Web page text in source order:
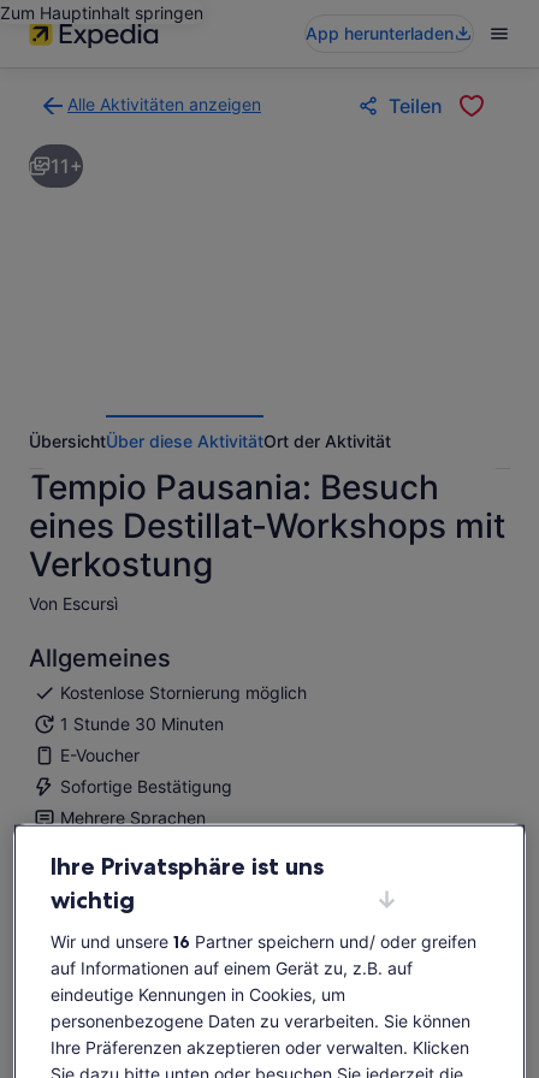
Zum Hauptinhalt springen
App herunterladen
Alle Aktivitäten anzeigen
zur
Ergebnisseite
für
Teilen
11+
ÜbersichtÜber diese AktivitätOrt der Aktivität
Tempio Pausania: Besuch
eines Destillat-Workshops mit
Verkostung
Von Escursì
Allgemeines
Kostenlose Stornierung möglich
1 Stunde 30 Minuten
E-Voucher
Sofortige Bestätigung
Mehrere Sprachen
Übersicht
Entdecke die Geheimnisse der seltenen Eichelbrände in
Genieße sardische Köstlichkeiten gepaart mit
einzigartigen Spirituosen mit Beerengeschmack
Tauche ein in die Essenz der Bergluft und genieße die
Aromen wilder Beeren
Ihre Privatsphäre ist uns
wichtig
Wir und unsere 16 Partner speichern und/ oder greifen
auf Informationen auf einem Gerät zu, z.B. auf
eindeutige Kennungen in Cookies, um
personenbezogene Daten zu verarbeiten. Sie können
Ihre Präferenzen akzeptieren oder verwalten. Klicken
Sie dazu bitte unten oder besuchen Sie jederzeit die